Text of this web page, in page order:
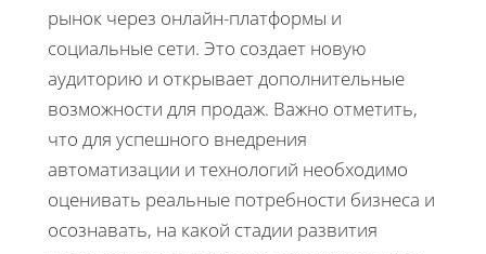
рынок через онлайн-платформы и
социальные сети. Это создает новую
аудиторию и открывает дополнительные
возможности для продаж. Важно отметить,
что для успешного внедрения
автоматизации и технологий необходимо
оценивать реальные потребности бизнеса и
осознавать, на какой стадии развития